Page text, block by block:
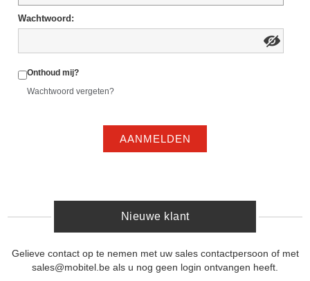
Wachtwoord:
Onthoud mij?
Wachtwoord vergeten?
AANMELDEN
Nieuwe klant
Gelieve contact op te nemen met uw sales contactpersoon of met
sales@mobitel.be als u nog geen login ontvangen heeft.